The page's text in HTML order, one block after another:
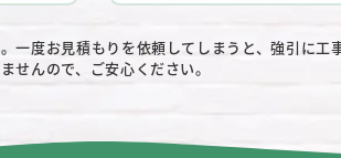
一度お見積もりを依頼してしまうと、強引に工
せんので、ご安心ください。